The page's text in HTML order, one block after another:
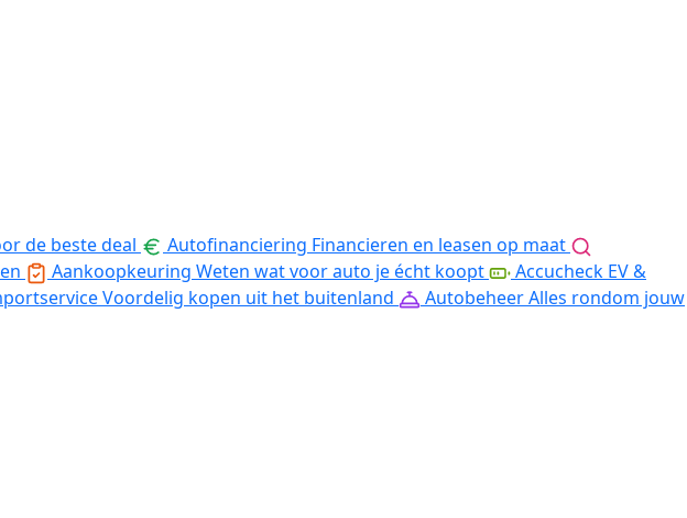
de beste deal Autofinanciering Financieren en leasen op maat
Aankoopkeuring Weten wat voor auto je écht koopt
Accucheck EV &
Voordelig kopen uit het buitenland AutobeheerAlles rondom jouw